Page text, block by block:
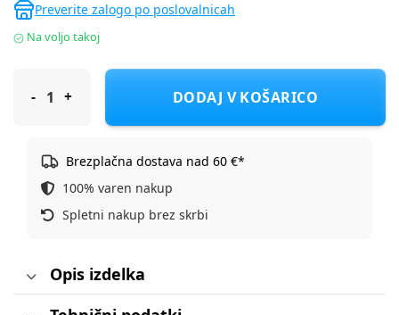
Preverite zalogo po poslovalnicah
Na voljo takoj
Lucky Kiddo hlače trenirka DH LK-KBJP 1_26 CUT-7 F Bež 122
DODAJ V KOŠARICO
Brezplačna dostava nad 60 €*
100% varen nakup
Spletni nakup brez skrbi
Opis izdelka